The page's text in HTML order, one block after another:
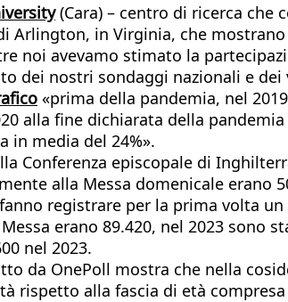
(Cara) – centro di ricerca che
in Virginia, che
noi avevamo stimato la
dei nostri sondaggi nazionali e
«prima della pandemia, nel
alla fine dichiarata della
in media del 24%».
Conferenza episcopale di
alla Messa domenicale erano
registrare per la prima volta
erano 89.420, nel 2023 sono
nel 2023.
da OnePoll mostra che nella
rispetto alla fascia di età